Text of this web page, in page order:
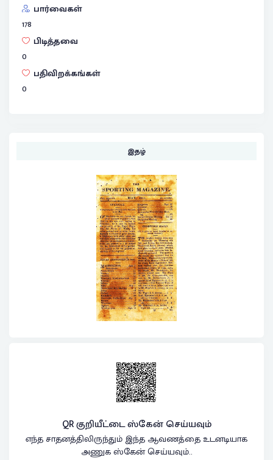
பார்வைகள்
178
பிடித்தவை
0
பதிவிறக்கங்கள்
0
இதழ்
QR குறியீட்டை ஸ்கேன் செய்யவும்
எந்த சாதனத்திலிருந்தும் இந்த ஆவணத்தை உடனடியாக
அணுக ஸ்கேன் செய்யவும்..